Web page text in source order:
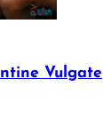
Vulgate